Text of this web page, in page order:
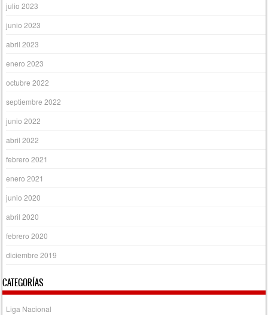
julio 2023
junio 2023
abril 2023
enero 2023
octubre 2022
septiembre 2022
junio 2022
abril 2022
febrero 2021
enero 2021
junio 2020
abril 2020
febrero 2020
diciembre 2019
CATEGORÍAS
Liga Nacional